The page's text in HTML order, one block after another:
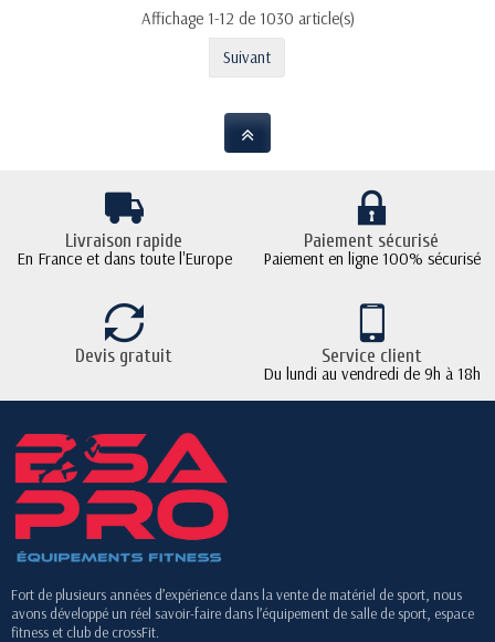
Affichage 1-12 de 1030 article(s)
Suivant
Livraison rapide
En France et dans toute l'Europe
Paiement sécurisé
Paiement en ligne 100% sécurisé
Devis gratuit Service client
Du lundi au vendredi de 9h à 18h
Fort de plusieurs années d’expérience dans la vente de matériel de sport, nous
avons développé un réel savoir-faire dans l’équipement de salle de sport, espace
fitness et club de crossFit.